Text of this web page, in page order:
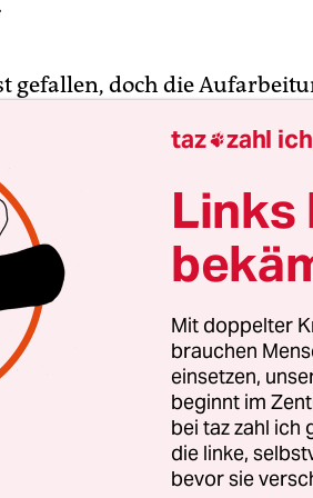
gefallen, doch die
genommen und getötet
vor dem Haus standen – er
Psychiatrie. Das hat
Zum umstrittenen
der Urteilsverkündung kein
ihn zuvor als „Desaster“
Opfers, der im Prozess als
nun auf Schadensersatz
unterlassene
die ihn vertritt, spricht
taz zahl ich
Links
Mit doppelter
brauchen
einsetzen,
beginnt im
bei taz zahl ich
die linke,
bevor sie